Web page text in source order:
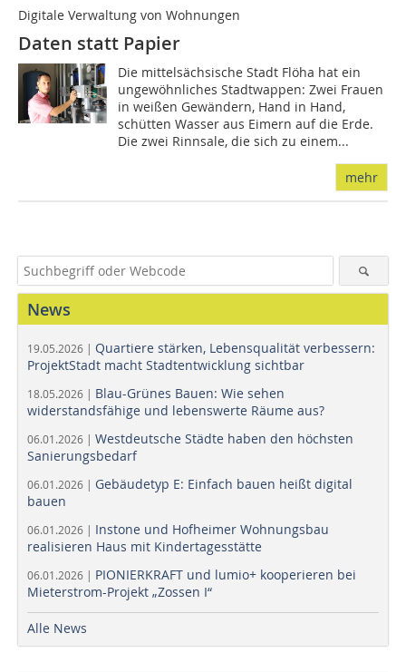
Digitale Verwaltung von Wohnungen
Daten statt Papier
Die mittelsächsische Stadt Flöha hat ein
ungewöhnliches Stadtwappen: Zwei Frauen
in weißen Gewändern, Hand in Hand,
schütten Wasser aus Eimern auf die Erde.
Die zwei Rinnsale, die sich zu einem...
mehr
News
19.05.2026 | Quartiere stärken, Lebensqualität verbessern:
ProjektStadt macht Stadtentwicklung sichtbar
18.05.2026 | Blau-Grünes Bauen: Wie sehen
widerstandsfähige und lebenswerte Räume aus?
06.01.2026 | Westdeutsche Städte haben den höchsten
Sanierungsbedarf
06.01.2026 | Gebäudetyp E: Einfach bauen heißt digital
bauen
06.01.2026 | Instone und Hofheimer Wohnungsbau
realisieren Haus mit Kindertagesstätte
06.01.2026 | PIONIERKRAFT und lumio+ kooperieren bei
Mieterstrom-Projekt „Zossen I“
Alle News